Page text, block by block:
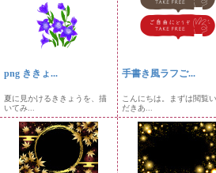
png ききょ...
夏に見かけるききょうを、描
いてみ...
手書き風ラフご...
こんにちは。まずは閲覧
だきあ...